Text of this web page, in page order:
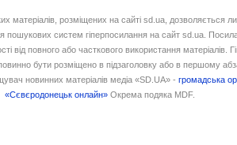
матеріалів, розміщених на сайті sd.ua, дозволяється
пошукових систем гіперпосилання на сайт sd.ua.
від повного або часткового використання матеріалів.
бути розміщено в підзаголовку або в першому
новинних матеріалів медіа «SD.UA» -громадська
«Сєвєродонецьк онлайн» Окрема подяка MDF.